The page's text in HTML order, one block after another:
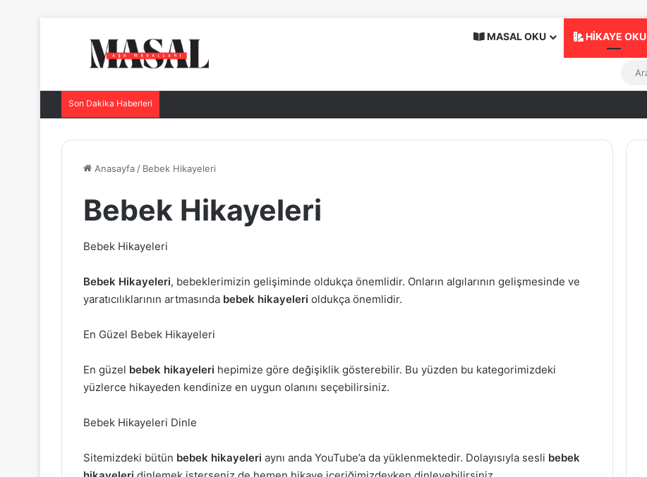
MASAL OKU HİKAYE OKU
Son Dakika Haberleri
Anasayfa / Bebek Hikayeleri
Bebek Hikayeleri
Bebek Hikayeleri
Bebek Hikayeleri, bebeklerimizin gelişiminde oldukça önemlidir. Onların algılarının gelişmesinde ve
yaratıcılıklarının artmasında bebek hikayeleri oldukça önemlidir.
En Güzel Bebek Hikayeleri
En güzel bebek hikayeleri hepimize göre değişiklik gösterebilir. Bu yüzden bu kategorimizdeki
yüzlerce hikayeden kendinize en uygun olanını seçebilirsiniz.
Bebek Hikayeleri Dinle
Sitemizdeki bütün bebek hikayeleri aynı anda YouTube’a da yüklenmektedir. Dolayısıyla sesli bebek